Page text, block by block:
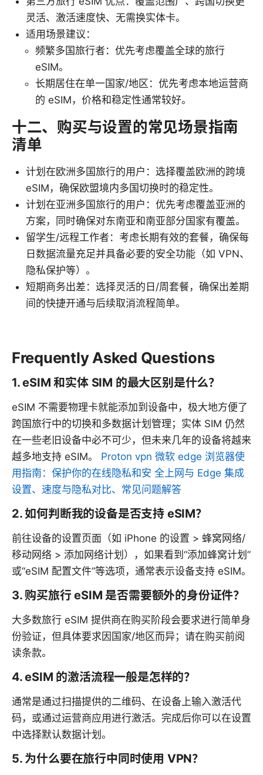
灵活、激活速度快、无需换实体卡。
适用场景建议：
频繁多国旅行者：优先考虑覆盖全球的旅行
eSIM。
长期居住在单一国家/地区：优先考虑本地运营商
的 eSIM，价格和稳定性通常较好。
十二、购买与设置的常见场景指南
清单
计划在欧洲多国旅行的用户：选择覆盖欧洲的跨境
eSIM，确保欧盟境内多国切换时的稳定性。
计划在亚洲多国旅行的用户：优先考虑覆盖亚洲的
方案，同时确保对东南亚和南亚部分国家有覆盖。
留学生/远程工作者：考虑长期有效的套餐，确保每
日数据流量充足并具备必要的安全功能（如 VPN、
隐私保护等）。
短期商务出差：选择灵活的日/周套餐，确保出差期
间的快捷开通与后续取消流程简单。
Frequently Asked Questions
1. eSIM 和实体 SIM 的最大区别是什么？
eSIM 不需要物理卡就能添加到设备中，极大地方便了
跨国旅行中的切换和多数据计划管理；实体 SIM 仍然
在一些老旧设备中必不可少，但未来几年的设备将越来
越多地支持 eSIM。 Proton vpn 微软 edge 浏览器使
用指南：保护你的在线隐私和安 全上网与 Edge 集成
设置、速度与隐私对比、常见问题解答
2. 如何判断我的设备是否支持 eSIM？
前往设备的设置页面（如 iPhone 的设置 > 蜂窝网络/
移动网络 > 添加网络计划），如果看到“添加蜂窝计划”
或“eSIM 配置文件”等选项，通常表示设备支持 eSIM。
3. 购买旅行 eSIM 是否需要额外的身份证件？
大多数旅行 eSIM 提供商在购买阶段会要求进行简单身
份验证，但具体要求因国家/地区而异；请在购买前阅
读条款。
4. eSIM 的激活流程一般是怎样的？
通常是通过扫描提供的二维码、在设备上输入激活代
码，或通过运营商应用进行激活。完成后你可以在设置
中选择默认数据计划。
5. 为什么要在旅行中同时使用 VPN？